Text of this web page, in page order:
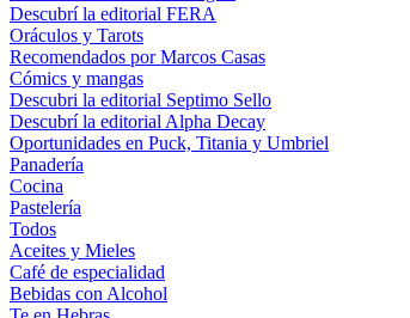
Descubrí la editorial FERA
Oráculos y Tarots
Recomendados por Marcos Casas
Cómics y mangas
Descubri la editorial Septimo Sello
Descubrí la editorial Alpha Decay
Oportunidades en Puck, Titania y Umbriel
Panadería
Cocina
Pastelería
Todos
Aceites y Mieles
Café de especialidad
Bebidas con Alcohol